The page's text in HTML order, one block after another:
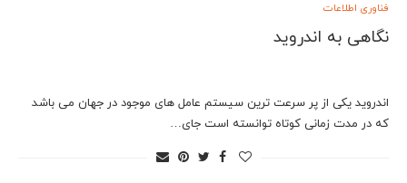
فناوری اطلاعات
نگاهی به اندروید
اندروید یکی از پر سرعت ترین سیستم عامل های موجود در جهان می باشد
که در مدت زمانی کوتاه توانسته است جای…